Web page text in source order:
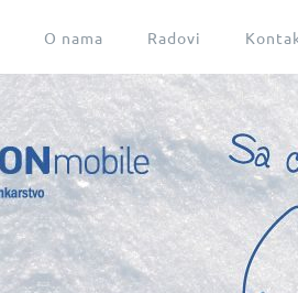
O nama Radovi